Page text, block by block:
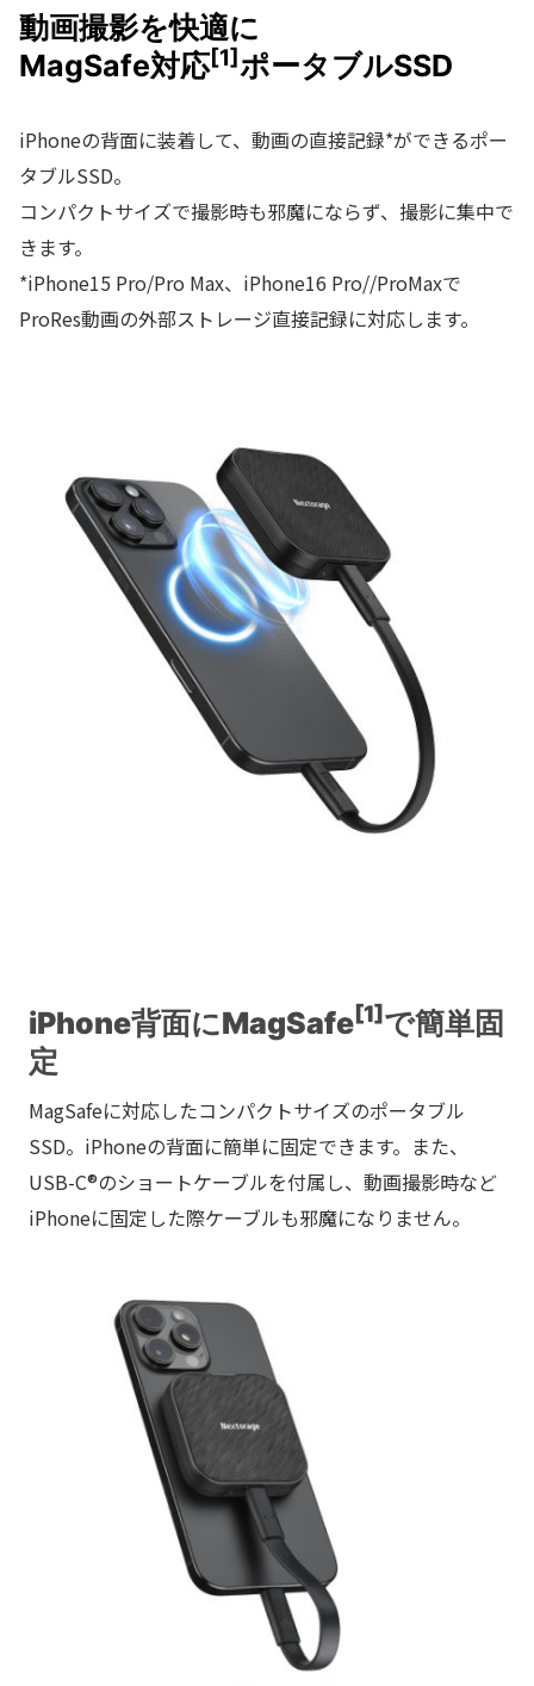
動画撮影を快適に
MagSafe対応[1] ポータブルSSD
iPhoneの背面に装着して、動画の直接記録*ができるポー
タブルSSD。
コンパクトサイズで撮影時も邪魔にならず、撮影に集中で
きます。
*iPhone15 Pro/Pro Max、iPhone16 Pro//ProMaxで
ProRes動画の外部ストレージ直接記録に対応します。
iPhone背面にMagSafe [1] で簡単固
定
MagSafeに対応したコンパクトサイズのポータブル
SSD。iPhoneの背面に簡単に固定できます。また、
USB-C®のショートケーブルを付属し、動画撮影時など
iPhoneに固定した際ケーブルも邪魔になりません。